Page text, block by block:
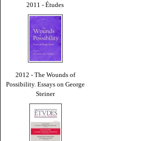
2011 - Études
2012 - The Wounds of
Possibility. Essays on George
Steiner